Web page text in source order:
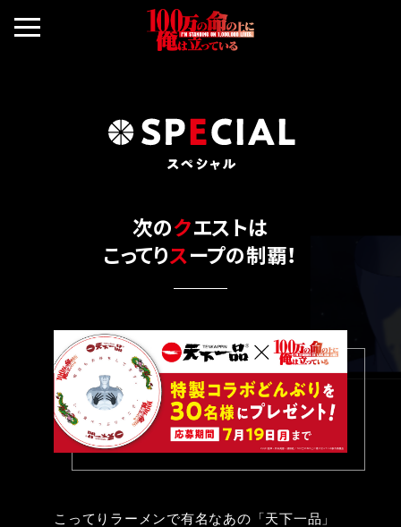
次のクエストは
こってりスープの制覇！
こってりラーメンで有名なあの「天下一品」